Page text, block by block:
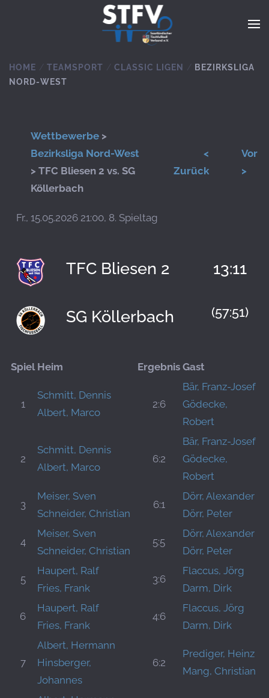
Zum Hauptinhalt springen
HOME TEAMSPORT CLASSIC LIGEN
BEZIRKSLIGA
NORD-WEST
Wettbewerbe >
Bezirksliga Nord-West
> TFC Bliesen 2 vs. SG
Köllerbach
<
Zurück
Vor
>
Fr., 15.05.2026 21:00, 8. Spieltag
TFC Bliesen 2 13:11
(57:51)
SG Köllerbach
Spiel Heim Ergebnis Gast
1
Schmitt, Dennis
Albert, Marco
2:6
Bär, Franz-Josef
Gödecke,
Robert
2
Schmitt, Dennis
Albert, Marco
6:2
Bär, Franz-Josef
Gödecke,
Robert
3
Meiser, Sven
Schneider, Christian
6:1
Dörr, Alexander
Dörr, Peter
4
Meiser, Sven
Schneider, Christian
5:5
Dörr, Alexander
Dörr, Peter
5
Haupert, Ralf
Fries, Frank
3:6
Flaccus, Jörg
Darm, Dirk
6
Haupert, Ralf
Fries, Frank
4:6
Flaccus, Jörg
Darm, Dirk
7
Albert, Hermann
Hinsberger,
Johannes
6:2
Prediger, Heinz
Mang, Christian